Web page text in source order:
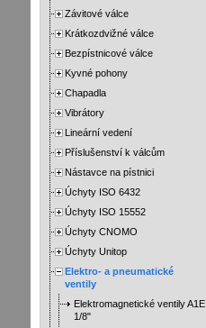
Závitové válce
Krátkozdvižné válce
Bezpístnicové válce
Kyvné pohony
Chapadla
Vibrátory
Lineární vedení
Příslušenství k válcům
Nástavce na pístnici
Úchyty ISO 6432
Úchyty ISO 15552
Úchyty CNOMO
Úchyty Unitop
Elektro- a pneumatické
ventily
Elektromagnetické ventily A1E
1/8"